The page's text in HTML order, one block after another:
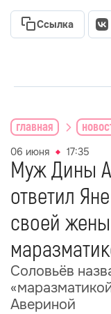
Ссылка
главная
06 июня 17:35
Муж Дины
ответил
своей
Соловьёв
Авериной